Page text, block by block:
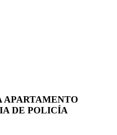
APARTAMENTO
DE POLICÍA